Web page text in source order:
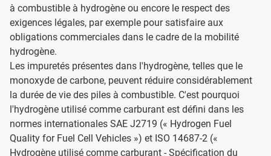
à combustible à hydrogène ou encore le respect des
exigences légales, par exemple pour satisfaire aux
obligations commerciales dans le cadre de la mobilité
hydrogène.
Les impuretés présentes dans l'hydrogène, telles que le
monoxyde de carbone, peuvent réduire considérablement
la durée de vie des piles à combustible. C'est pourquoi
l'hydrogène utilisé comme carburant est défini dans les
normes internationales SAE J2719 (« Hydrogen Fuel
Quality for Fuel Cell Vehicles ») et ISO 14687-2 («
Hydrogène utilisé comme carburant - Spécification du